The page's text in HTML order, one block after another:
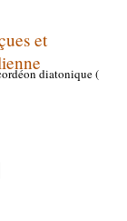
et
diatonique (